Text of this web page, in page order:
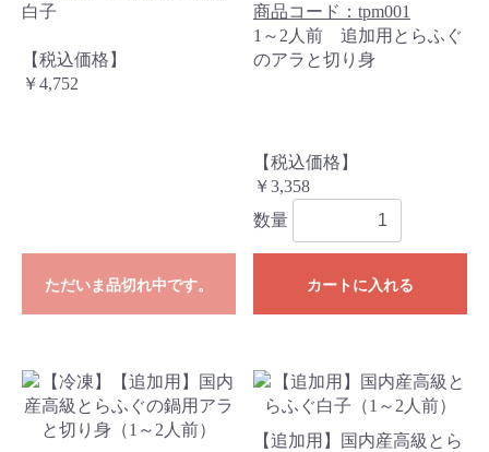
白子
【税込価格】
￥4,752
ただいま品切れ中です。
商品コード：tpm001
1～2人前 追加用とらふぐ
のアラと切り身
【税込価格】
￥3,358
数量
カートに入れる
【追加用】国内産高級とら